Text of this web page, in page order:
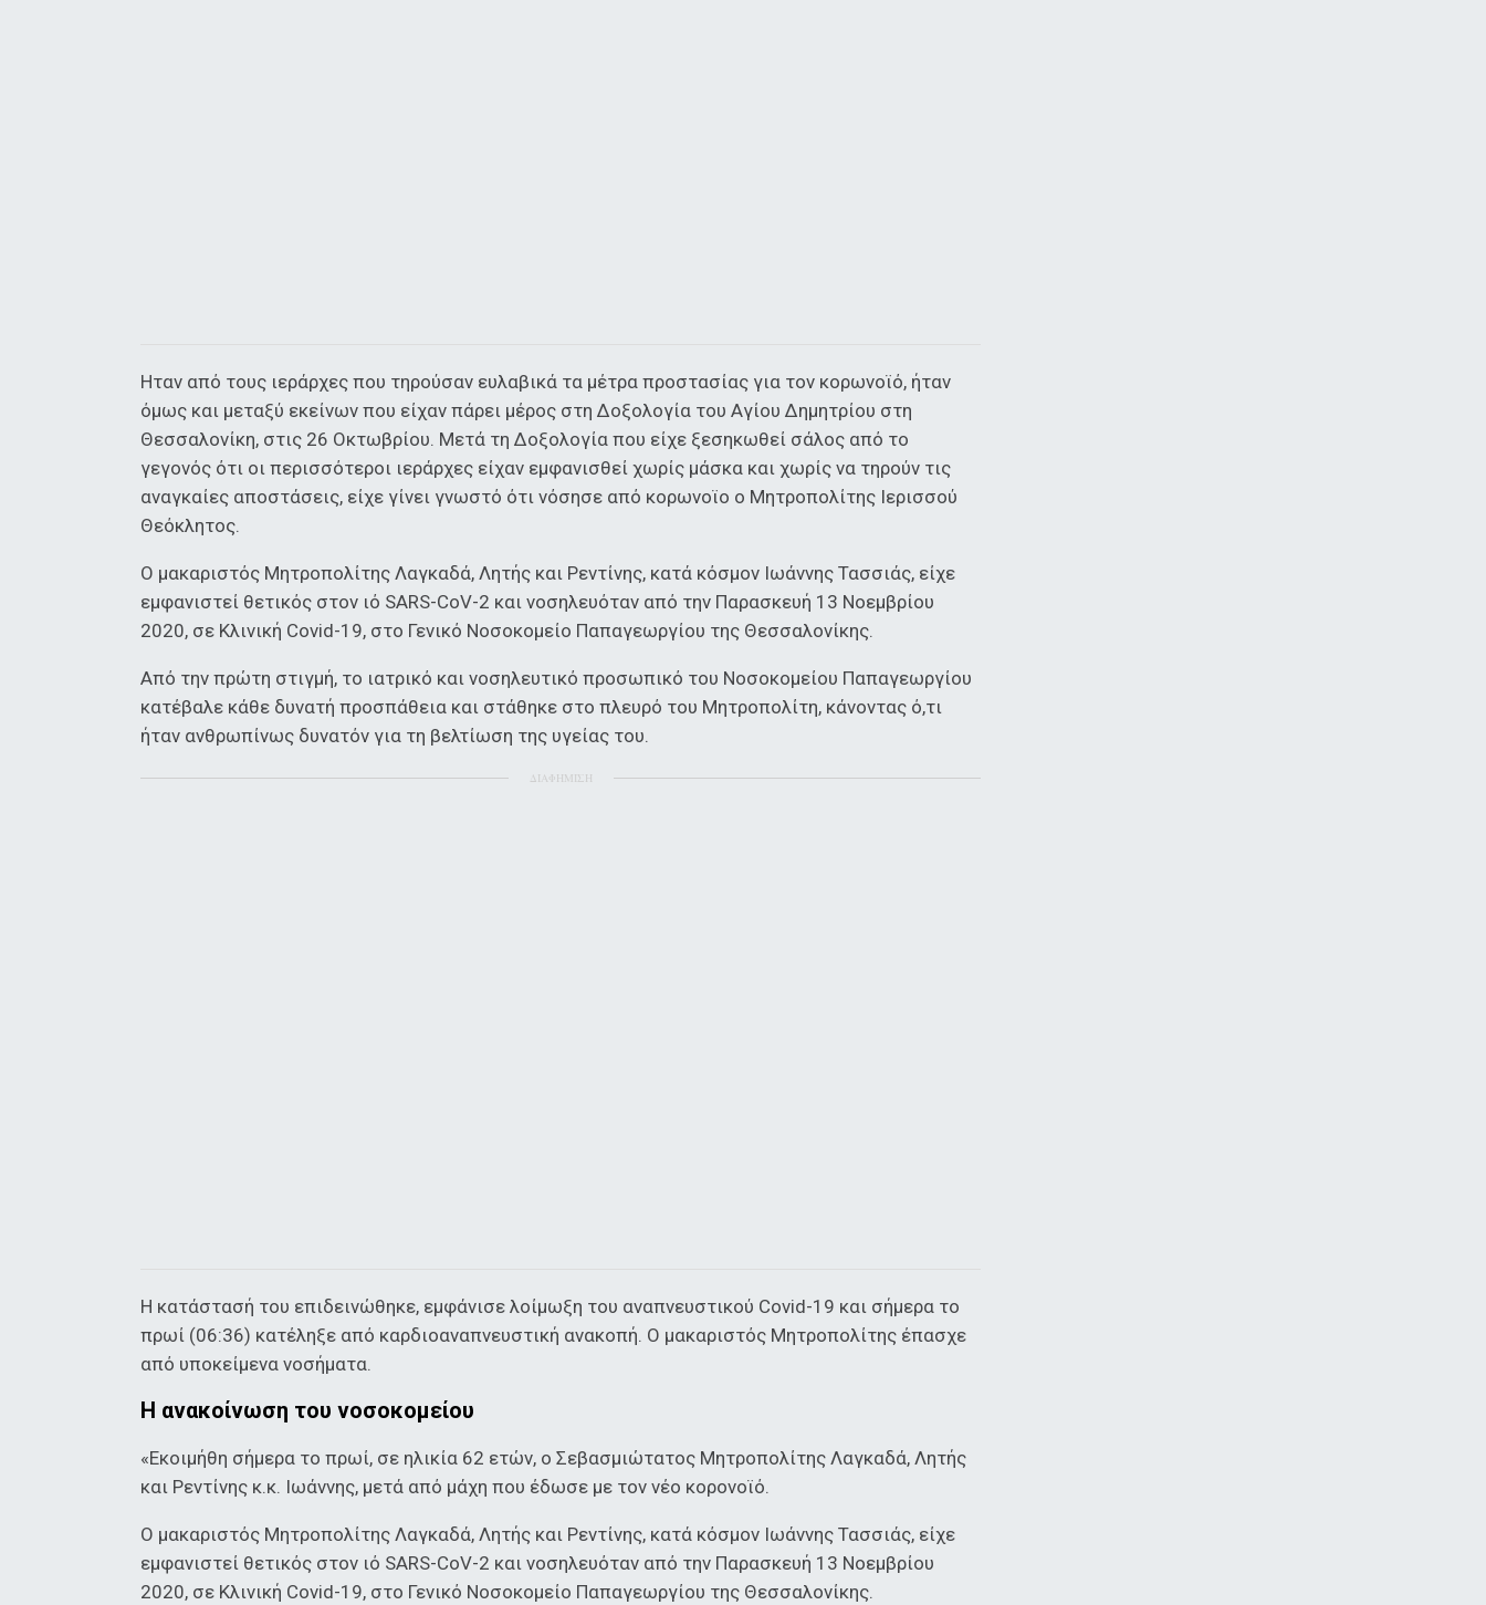
Ηταν από τους ιεράρχες που τηρούσαν ευλαβικά τα μέτρα προστασίας για τον κορωνοϊό, ήταν
όμως και μεταξύ εκείνων που είχαν πάρει μέρος στη Δοξολογία του Αγίου Δημητρίου στη
Θεσσαλονίκη, στις 26 Οκτωβρίου. Μετά τη Δοξολογία που είχε ξεσηκωθεί σάλος από το
γεγονός ότι οι περισσότεροι ιεράρχες είχαν εμφανισθεί χωρίς μάσκα και χωρίς να τηρούν τις
αναγκαίες αποστάσεις, είχε γίνει γνωστό ότι νόσησε από κορωνοϊο ο Μητροπολίτης Ιερισσού
Θεόκλητος.
Ο μακαριστός Μητροπολίτης Λαγκαδά, Λητής και Ρεντίνης, κατά κόσμον Ιωάννης Τασσιάς, είχε
εμφανιστεί θετικός στον ιό SARS-CoV-2 και νοσηλευόταν από την Παρασκευή 13 Νοεμβρίου
2020, σε Κλινική Covid-19, στο Γενικό Νοσοκομείο Παπαγεωργίου της Θεσσαλονίκης.
Από την πρώτη στιγμή, το ιατρικό και νοσηλευτικό προσωπικό του Νοσοκομείου Παπαγεωργίου
κατέβαλε κάθε δυνατή προσπάθεια και στάθηκε στο πλευρό του Μητροπολίτη, κάνοντας ό,τι
ήταν ανθρωπίνως δυνατόν για τη βελτίωση της υγείας του.
ΔΙΑΦΗΜΙΣΗ
Η κατάστασή του επιδεινώθηκε, εμφάνισε λοίμωξη του αναπνευστικού Covid-19 και σήμερα το
πρωί (06:36) κατέληξε από καρδιοαναπνευστική ανακοπή. Ο μακαριστός Μητροπολίτης έπασχε
από υποκείμενα νοσήματα.
Η ανακοίνωση του νοσοκομείου
«Εκοιμήθη σήμερα το πρωί, σε ηλικία 62 ετών, ο Σεβασμιώτατος Μητροπολίτης Λαγκαδά, Λητής
και Ρεντίνης κ.κ. Ιωάννης, μετά από μάχη που έδωσε με τον νέο κορονοϊό.
Ο μακαριστός Μητροπολίτης Λαγκαδά, Λητής και Ρεντίνης, κατά κόσμον Ιωάννης Τασσιάς, είχε
εμφανιστεί θετικός στον ιό SARS-CoV-2 και νοσηλευόταν από την Παρασκευή 13 Νοεμβρίου
2020, σε Κλινική Covid-19, στο Γενικό Νοσοκομείο Παπαγεωργίου της Θεσσαλονίκης.